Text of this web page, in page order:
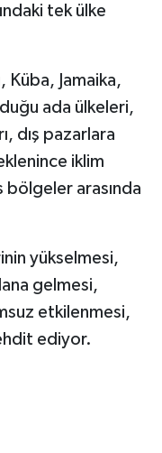
tek ülke
Küba, Jamaika,
ada ülkeleri,
dış pazarlara
iklim
bölgeler arasında
yükselmesi,
gelmesi,
etkilenmesi,
ediyor.